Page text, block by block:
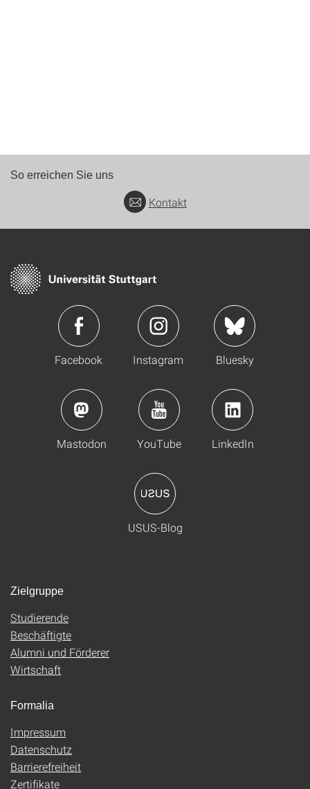
So erreichen Sie uns
Kontakt
Facebook Instagram Bluesky
Mastodon YouTube LinkedIn
USUS-Blog
Zielgruppe
Studierende
Beschäftigte
Alumni und Förderer
Wirtschaft
Formalia
Impressum
Datenschutz
Barrierefreiheit
Zertifikate